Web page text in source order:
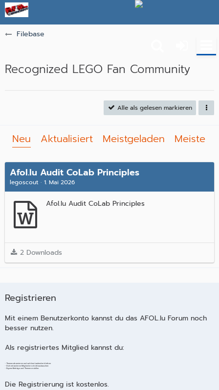
Filebase
Recognized LEGO Fan Community
Alle als gelesen markieren
Neu Aktualisiert Meistgeladen Meiste
Afol.lu Audit CoLab Principles
legoscout 1. Mai 2026
Afol.lu Audit CoLab Principles
2 Downloads
Registrieren
Mit einem Benutzerkonto kannst du das AFOL.lu Forum noch
besser nutzen.
Als registriertes Mitglied kannst du:
- Themen abonnieren und auf dem Laufenden bleiben
- Dich mit anderen Mitgliedern direkt austauschen
- Eigene Beiträge und Themen erstellen
Die Registrierung ist kostenlos.